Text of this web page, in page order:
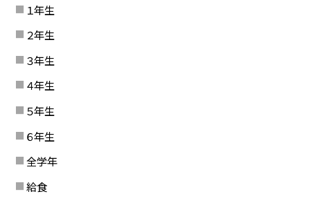
１年生
２年生
３年生
４年生
５年生
６年生
全学年
給食